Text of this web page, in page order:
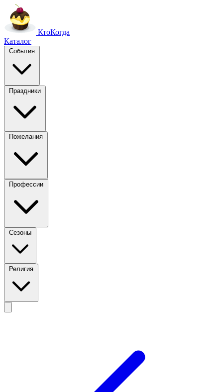
КтоКогда
Каталог
События
Праздники
Пожелания
Профессии
Сезоны
Религия